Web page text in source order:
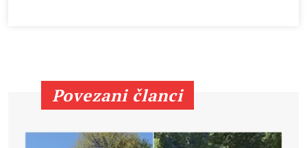
Povezani članci